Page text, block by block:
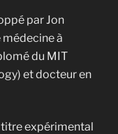
par Jon
à
du MIT
et docteur en
expérimental